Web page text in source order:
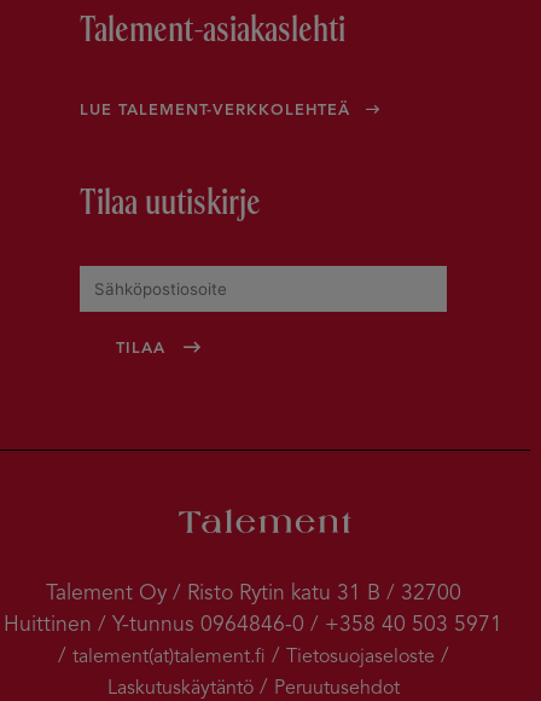
Talement-asiakaslehti
LUE TALEMENT-VERKKOLEHTEÄ
Tilaa uutiskirje
Talement Oy / Risto Rytin katu 31 B / 32700
Huittinen / Y-tunnus 0964846-0 / +358 40 503 5971
/ talement(at)talement.fi / Tietosuojaseloste /
Laskutuskäytäntö/ Peruutusehdot